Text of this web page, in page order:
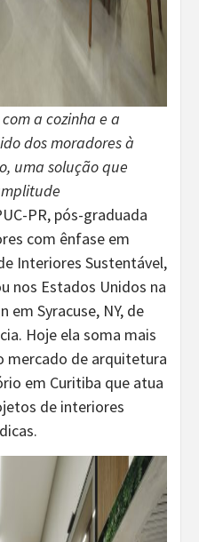
a cozinha e a
dos moradores à
uma solução que
PR, pós-graduada
com ênfase em
Interiores Sustentável,
nos Estados Unidos na
em Syracuse, NY, de
Hoje ela soma mais
mercado de arquitetura
em Curitiba que atua
de interiores